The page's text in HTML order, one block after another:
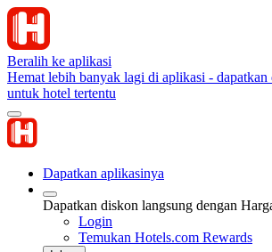
Beralih ke aplikasi
Hemat lebih banyak lagi di aplikasi -
untuk hotel tertentu
Dapatkan aplikasinya
Dapatkan diskon langsung dengan
Login
Temukan Hotels.com Rewards